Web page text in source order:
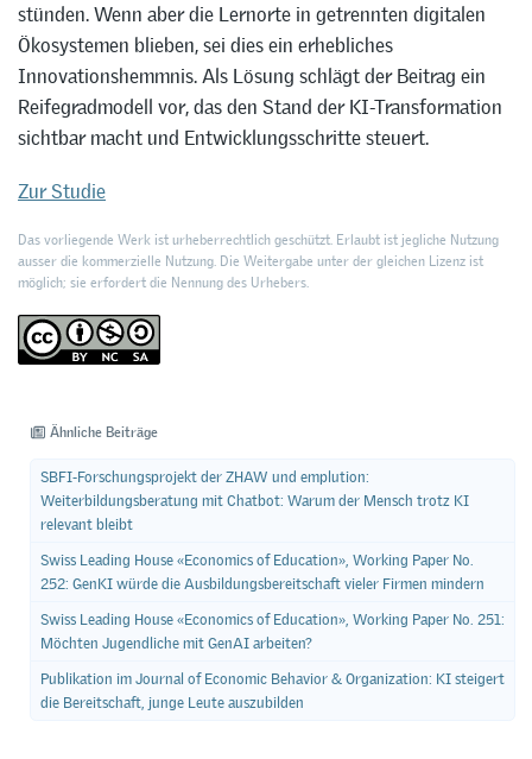
stünden. Wenn aber die Lernorte in getrennten digitalen
Ökosystemen blieben, sei dies ein erhebliches
Innovationshemmnis. Als Lösung schlägt der Beitrag ein
Reifegradmodell vor, das den Stand der KI-Transformation
sichtbar macht und Entwicklungsschritte steuert.
Zur Studie
Das vorliegende Werk ist urheberrechtlich geschützt. Erlaubt ist jegliche Nutzung
ausser die kommerzielle Nutzung. Die Weitergabe unter der gleichen Lizenz ist
möglich; sie erfordert die Nennung des Urhebers.
Ähnliche Beiträge
SBFI-Forschungsprojekt der ZHAW und emplution:
Weiterbildungsberatung mit Chatbot: Warum der Mensch trotz KI
relevant bleibt
Swiss Leading House «Economics of Education», Working Paper No.
252: GenKI würde die Ausbildungsbereitschaft vieler Firmen mindern
Swiss Leading House «Economics of Education», Working Paper No. 251:
Möchten Jugendliche mit GenAI arbeiten?
Publikation im Journal of Economic Behavior & Organization: KI steigert
die Bereitschaft, junge Leute auszubilden